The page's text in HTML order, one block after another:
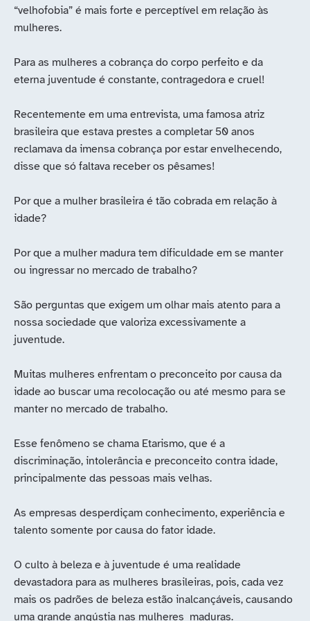
“velhofobia” é mais forte e perceptível em relação às
mulheres.
Para as mulheres a cobrança do corpo perfeito e da
eterna juventude é constante, contragedora e cruel!
Recentemente em uma entrevista, uma famosa atriz
brasileira que estava prestes a completar 50 anos
reclamava da imensa cobrança por estar envelhecendo,
disse que só faltava receber os pêsames!
Por que a mulher brasileira é tão cobrada em relação à
idade?
Por que a mulher madura tem dificuldade em se manter
ou ingressar no mercado de trabalho?
São perguntas que exigem um olhar mais atento para a
nossa sociedade que valoriza excessivamente a
juventude.
Muitas mulheres enfrentam o preconceito por causa da
idade ao buscar uma recolocação ou até mesmo para se
manter no mercado de trabalho.
Esse fenômeno se chama Etarismo, que é a
discriminação, intolerância e preconceito contra idade,
principalmente das pessoas mais velhas.
As empresas desperdiçam conhecimento, experiência e
talento somente por causa do fator idade.
O culto à beleza e à juventude é uma realidade
devastadora para as mulheres brasileiras, pois, cada vez
mais os padrões de beleza estão inalcançáveis, causando
uma grande angústia nas mulheres maduras.